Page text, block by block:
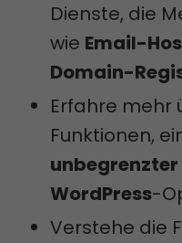
Dienste, die
wie Email-
Domain-
Erfahre mehr
Funktionen,
WordPress-
Verstehe die